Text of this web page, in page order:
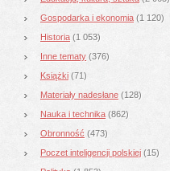
Gospodarka i ekonomia (1 120)
Historia (1 053)
Inne tematy (376)
Książki (71)
Materiały nadesłane (128)
Nauka i technika (862)
Obronność (473)
Poczet inteligencji polskiej (15)